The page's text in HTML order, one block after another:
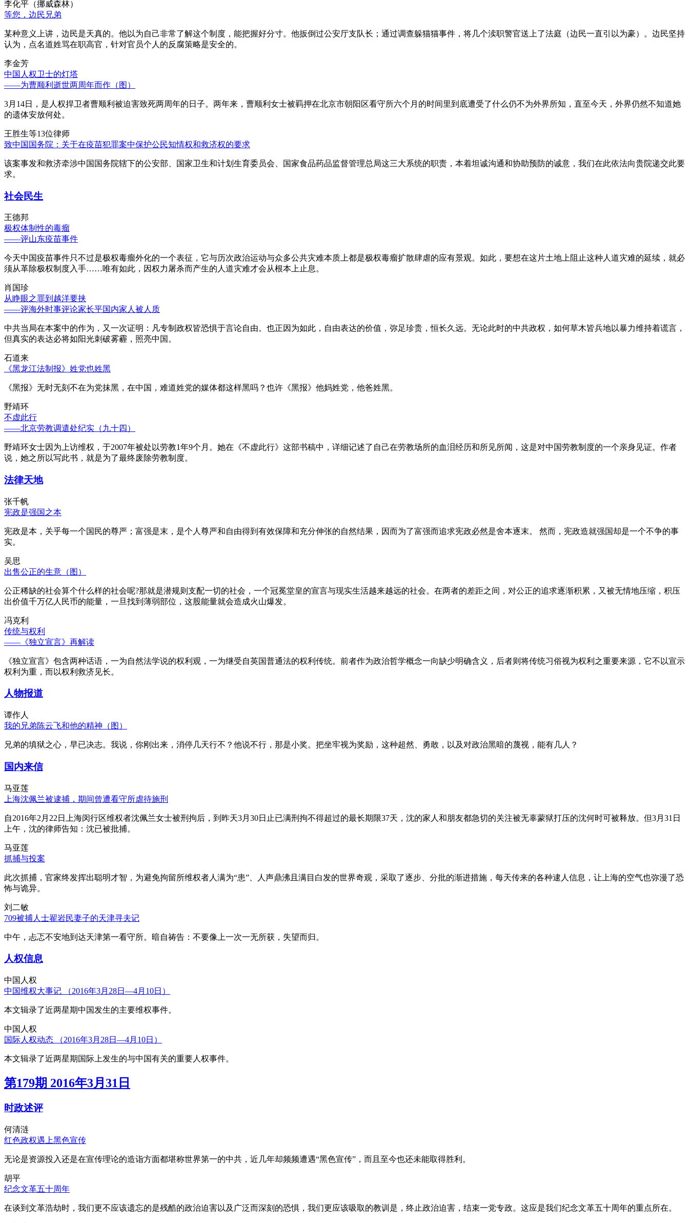
李化平（挪威森林）
等您，边民兄弟
某种意义上讲，边民是天真的。他以为自己非常了解这个制度，能把握好分寸。他扳倒过公安厅支队长；通过调查躲猫猫事件，将几个渎职警官送上了法庭（边民一直引以为豪）。边民坚持
认为，点名道姓骂在职高官，针对官员个人的反腐策略是安全的。
李金芳
中国人权卫士的灯塔
——为曹顺利逝世两周年而作（图）
3月14日，是人权捍卫者曹顺利被迫害致死两周年的日子。两年来，曹顺利女士被羁押在北京市朝阳区看守所六个月的时间里到底遭受了什么仍不为外界所知，直至今天，外界仍然不知道她
的遗体安放何处。
王胜生等13位律师
致中国国务院：关于在疫苗犯罪案中保护公民知情权和救济权的要求
该案事发和救济牵涉中国国务院辖下的公安部、国家卫生和计划生育委员会、国家食品药品监督管理总局这三大系统的职责，本着坦诚沟通和协助预防的诚意，我们在此依法向贵院递交此要
求。
社会民生
王德邦
极权体制性的毒瘤
——评山东疫苗事件
今天中国疫苗事件只不过是极权毒瘤外化的一个表征，它与历次政治运动与众多公共灾难本质上都是极权毒瘤扩散肆虐的应有景观。如此，要想在这片土地上阻止这种人道灾难的延续，就必
须从革除极权制度入手……唯有如此，因权力屠杀而产生的人道灾难才会从根本上止息。
肖国珍
从睁眼之罪到越洋要挟
——评海外时事评论家长平国内家人被人质
中共当局在本案中的作为，又一次证明：凡专制政权皆恐惧于言论自由。也正因为如此，自由表达的价值，弥足珍贵，恒长久远。无论此时的中共政权，如何草木皆兵地以暴力维持着谎言，
但真实的表达必将如阳光刺破雾霾，照亮中国。
石道来
《黑龙江法制报》姓党也姓黑
《黑报》无时无刻不在为党抹黑，在中国，难道姓党的媒体都这样黑吗？也许《黑报》他妈姓党，他爸姓黑。
野靖环
不虚此行
——北京劳教调遣处纪实（九十四）
野靖环女士因为上访维权，于2007年被处以劳教1年9个月。她在《不虚此行》这部书稿中，详细记述了自己在劳教场所的血泪经历和所见所闻，这是对中国劳教制度的一个亲身见证。作者
说，她之所以写此书，就是为了最终废除劳教制度。
法律天地
张千帆
宪政是强国之本
宪政是本，关乎每一个国民的尊严；富强是末，是个人尊严和自由得到有效保障和充分伸张的自然结果，因而为了富强而追求宪政必然是舍本逐末。 然而，宪政造就强国却是一个不争的事
实。
吴思
出售公正的生意（图）
公正稀缺的社会算个什么样的社会呢?那就是潜规则支配一切的社会，一个冠冕堂皇的宣言与现实生活越来越远的社会。在两者的差距之间，对公正的追求逐渐积累，又被无情地压缩，积压
出价值千万亿人民币的能量，一旦找到薄弱部位，这股能量就会造成火山爆发。
冯克利
传统与权利
——《独立宣言》再解读
《独立宣言》包含两种话语，一为自然法学说的权利观，一为继受自英国普通法的权利传统。前者作为政治哲学概念一向缺少明确含义，后者则将传统习俗视为权利之重要来源，它不以宣示
权利为重，而以权利救济见长。
人物报道
谭作人
我的兄弟陈云飞和他的精神（图）
兄弟的填狱之心，早已决志。我说，你刚出来，消停几天行不？他说不行，那是小奖。把坐牢视为奖励，这种超然、勇敢，以及对政治黑暗的蔑视，能有几人？
国内来信
马亚莲
上海沈佩兰被逮捕，期间曾遭看守所虐待施刑
自2016年2月22日上海闵行区维权者沈佩兰女士被刑拘后，到昨天3月30日止已满刑拘不得超过的最长期限37天，沈的家人和朋友都急切的关注被无辜蒙狱打压的沈何时可被释放。但3月31日
上午，沈的律师告知：沈已被批捕。
马亚莲
抓捕与投案
此次抓捕，官家终发挥出聪明才智，为避免拘留所维权者人满为“患”、人声鼎沸且满目白发的世界奇观，采取了逐步、分批的渐进措施，每天传来的各种逮人信息，让上海的空气也弥漫了恐
怖与诡异。
刘二敏
709被捕人士翟岩民妻子的天津寻夫记
中午，忐忑不安地到达天津第一看守所。暗自祷告：不要像上一次一无所获，失望而归。
人权信息
中国人权
中国维权大事记 （2016年3月28日—4月10日）
本文辑录了近两星期中国发生的主要维权事件。
中国人权
国际人权动态 （2016年3月28日—4月10日）
本文辑录了近两星期国际上发生的与中国有关的重要人权事件。
第179期 2016年3月31日
时政述评
何清涟
红色政权遇上黑色宣传
无论是资源投入还是在宣传理论的造诣方面都堪称世界第一的中共，近几年却频频遭遇“黑色宣传”，而且至今也还未能取得胜利。
胡平
纪念文革五十周年
在谈到文革浩劫时，我们更不应该遗忘的是残酷的政治迫害以及广泛而深刻的恐惧，我们更应该吸取的教训是，终止政治迫害，结束一党专政。这应是我们纪念文革五十周年的重点所在。